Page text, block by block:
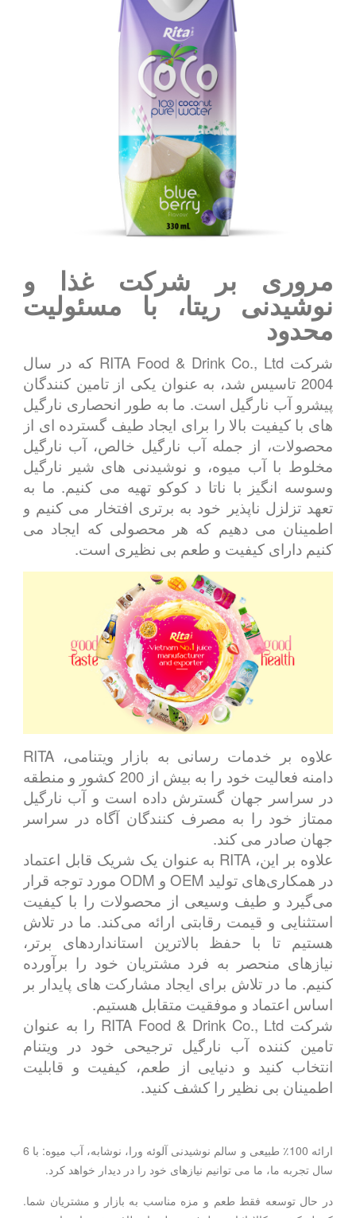
مروری بر شرکت غذا و
نوشیدنی ریتا، با مسئولیت
محدود
شرکت RITA Food & Drink Co., Ltd که در سال
2004 تاسیس شد، به عنوان یکی از تامین کنندگان
پیشرو آب نارگیل است. ما به طور انحصاری نارگیل
های با کیفیت بالا را برای ایجاد طیف گسترده ای از
محصولات، از جمله آب نارگیل خالص، آب نارگیل
مخلوط با آب میوه، و نوشیدنی های شیر نارگیل
وسوسه انگیز با ناتا د کوکو تهیه می کنیم. ما به
تعهد تزلزل ناپذیر خود به برتری افتخار می کنیم و
اطمینان می دهیم که هر محصولی که ایجاد می
کنیم دارای کیفیت و طعم بی نظیری است.
علاوه بر خدمات رسانی به بازار ویتنامی، RITA
دامنه فعالیت خود را به بیش از 200 کشور و منطقه
در سراسر جهان گسترش داده است و آب نارگیل
ممتاز خود را به مصرف کنندگان آگاه در سراسر
جهان صادر می کند.
علاوه بر این، RITA به عنوان یک شریک قابل اعتماد
در همکاری‌های تولید OEM و ODM مورد توجه قرار
می‌گیرد و طیف وسیعی از محصولات را با کیفیت
استثنایی و قیمت رقابتی ارائه می‌کند. ما در تلاش
هستیم تا با حفظ بالاترین استانداردهای برتر،
نیازهای منحصر به فرد مشتریان خود را برآورده
کنیم. ما در تلاش برای ایجاد مشارکت های پایدار بر
اساس اعتماد و موفقیت متقابل هستیم.
شرکت RITA Food & Drink Co., Ltd را به عنوان
تامین کننده آب نارگیل ترجیحی خود در ویتنام
انتخاب کنید و دنیایی از طعم، کیفیت و قابلیت
اطمینان بی نظیر را کشف کنید.
ارائه 100٪ طبیعی و سالم نوشیدنی آلوئه ورا، نوشابه، آب میوه: با 6
سال تجربه ما، ما می توانیم نیازهای خود را در دیدار خواهد کرد.
در حال توسعه فقط طعم و مزه مناسب به بازار و مشتریان شما.